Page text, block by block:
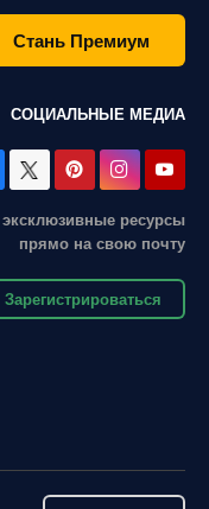
Стань Премиум
СОЦИАЛЬНЫЕ МЕДИА
эксклюзивные ресурсы
прямо на свою почту
Зарегистрироваться